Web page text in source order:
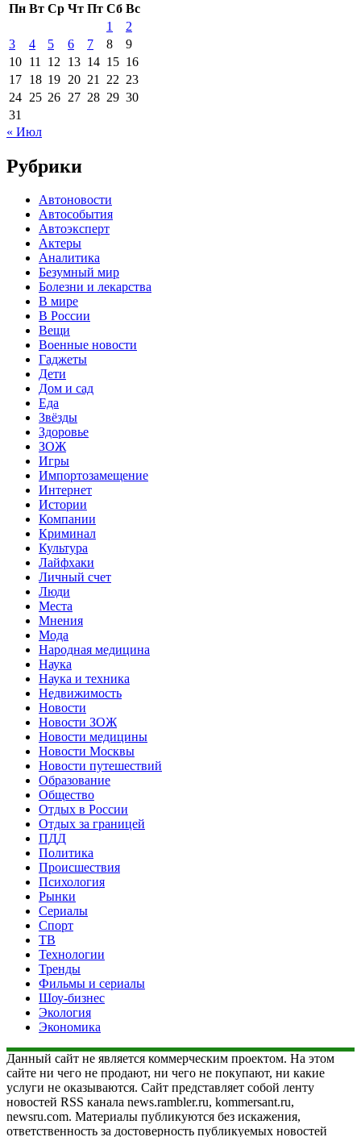
Пн Вт Ср Чт Пт Сб Вс
1
2
3
4 5 6 7 8
9
10 11 12 13 14 15 16
17 18 19 20 21 22 23
24 25 26 27 28 29 30
31
« Июл
Рубрики
Автоновости
Автособытия
Автоэксперт
Актеры
Аналитика
Безумный мир
Болезни и лекарства
В мире
В России
Вещи
Военные новости
Гаджеты
Дети
Дом и сад
Еда
Звёзды
Здоровье
ЗОЖ
Игры
Импортозамещение
Интернет
Истории
Компании
Криминал
Культура
Лайфхаки
Личный счет
Люди
Места
Мнения
Мода
Народная медицина
Наука
Наука и техника
Недвижимость
Новости
Новости ЗОЖ
Новости медицины
Новости Москвы
Новости путешествий
Образование
Общество
Отдых в России
Отдых за границей
ПДД
Политика
Происшествия
Психология
Рынки
Сериалы
Спорт
ТВ
Технологии
Тренды
Фильмы и сериалы
Шоу-бизнес
Экология
Экономика
Данный сайт не является коммерческим проектом. На этом
сайте ни чего не продают, ни чего не покупают, ни какие
услуги не оказываются. Сайт представляет собой ленту
новостей RSS канала news.rambler.ru, kommersant.ru,
newsru.com. Материалы публикуются без искажения,
ответственность за достоверность публикуемых новостей